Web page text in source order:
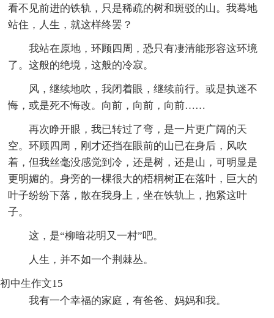
看不见前进的铁轨，只是稀疏的树和斑驳的山。我蓦地
站住，人生，就这样终罢？
我站在原地，环顾四周，恐只有凄清能形容这环境
了。这般的绝境，这般的冷寂。
风，继续地吹，我闭着眼，继续前行。或是执迷不
悔，或是死不悔改。向前，向前，向前……
再次睁开眼，我已转过了弯，是一片更广阔的天
空。环顾四周，刚才还挡在眼前的山已在身后，风吹
着，但我丝毫没感觉到冷，还是树，还是山，可明显是
更明媚的。身旁的一棵很大的梧桐树正在落叶，巨大的
叶子纷纷下落，散在我身上，坐在铁轨上，抱紧这叶
子。
这，是“柳暗花明又一村”吧。
人生，并不如一个荆棘丛。
初中生作文15
我有一个幸福的家庭，有爸爸、妈妈和我。